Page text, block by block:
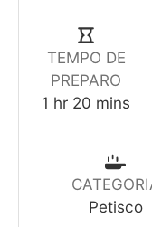
TEMPO DE
PREPARO
1 hr 20 mins
Petisco